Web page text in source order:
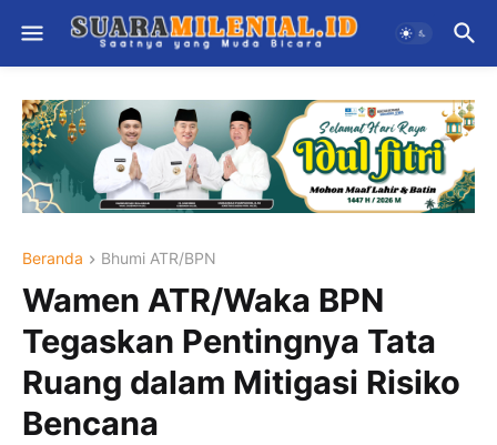
Beranda Bhumi ATR/BPN
Wamen ATR/Waka BPN
Tegaskan Pentingnya Tata
Ruang dalam Mitigasi Risiko
Bencana